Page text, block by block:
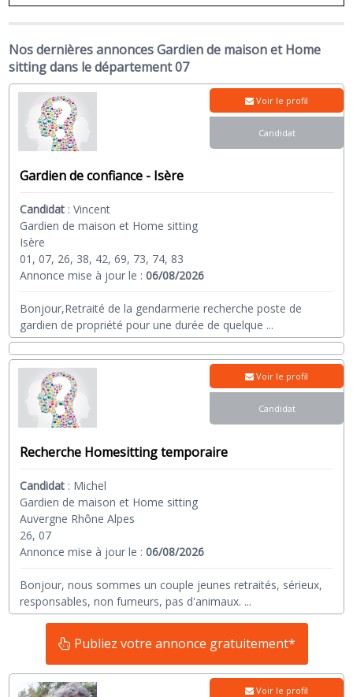
Nos dernières annonces Gardien de maison et Home
sitting dans le département 07
Gardien de confiance - Isère
Candidat :Vincent
Gardien de maison et Home sitting
Isère
01, 07, 26, 38, 42, 69, 73, 74, 83
Annonce mise à jour le :06/08/2026
Bonjour,Retraité de la gendarmerie recherche poste de
gardien de propriété pour une durée de quelque ...
Voir le profil
Candidat
Recherche Homesitting temporaire
Candidat : Michel
Gardien de maison et Home sitting
Auvergne Rhône Alpes
26, 07
Annonce mise à jour le :06/08/2026
Bonjour, nous sommes un couple jeunes retraités, sérieux,
responsables, non fumeurs, pas d'animaux. ...
Voir le profil
Candidat
Publiez votre annonce gratuitement*
Voir le profil